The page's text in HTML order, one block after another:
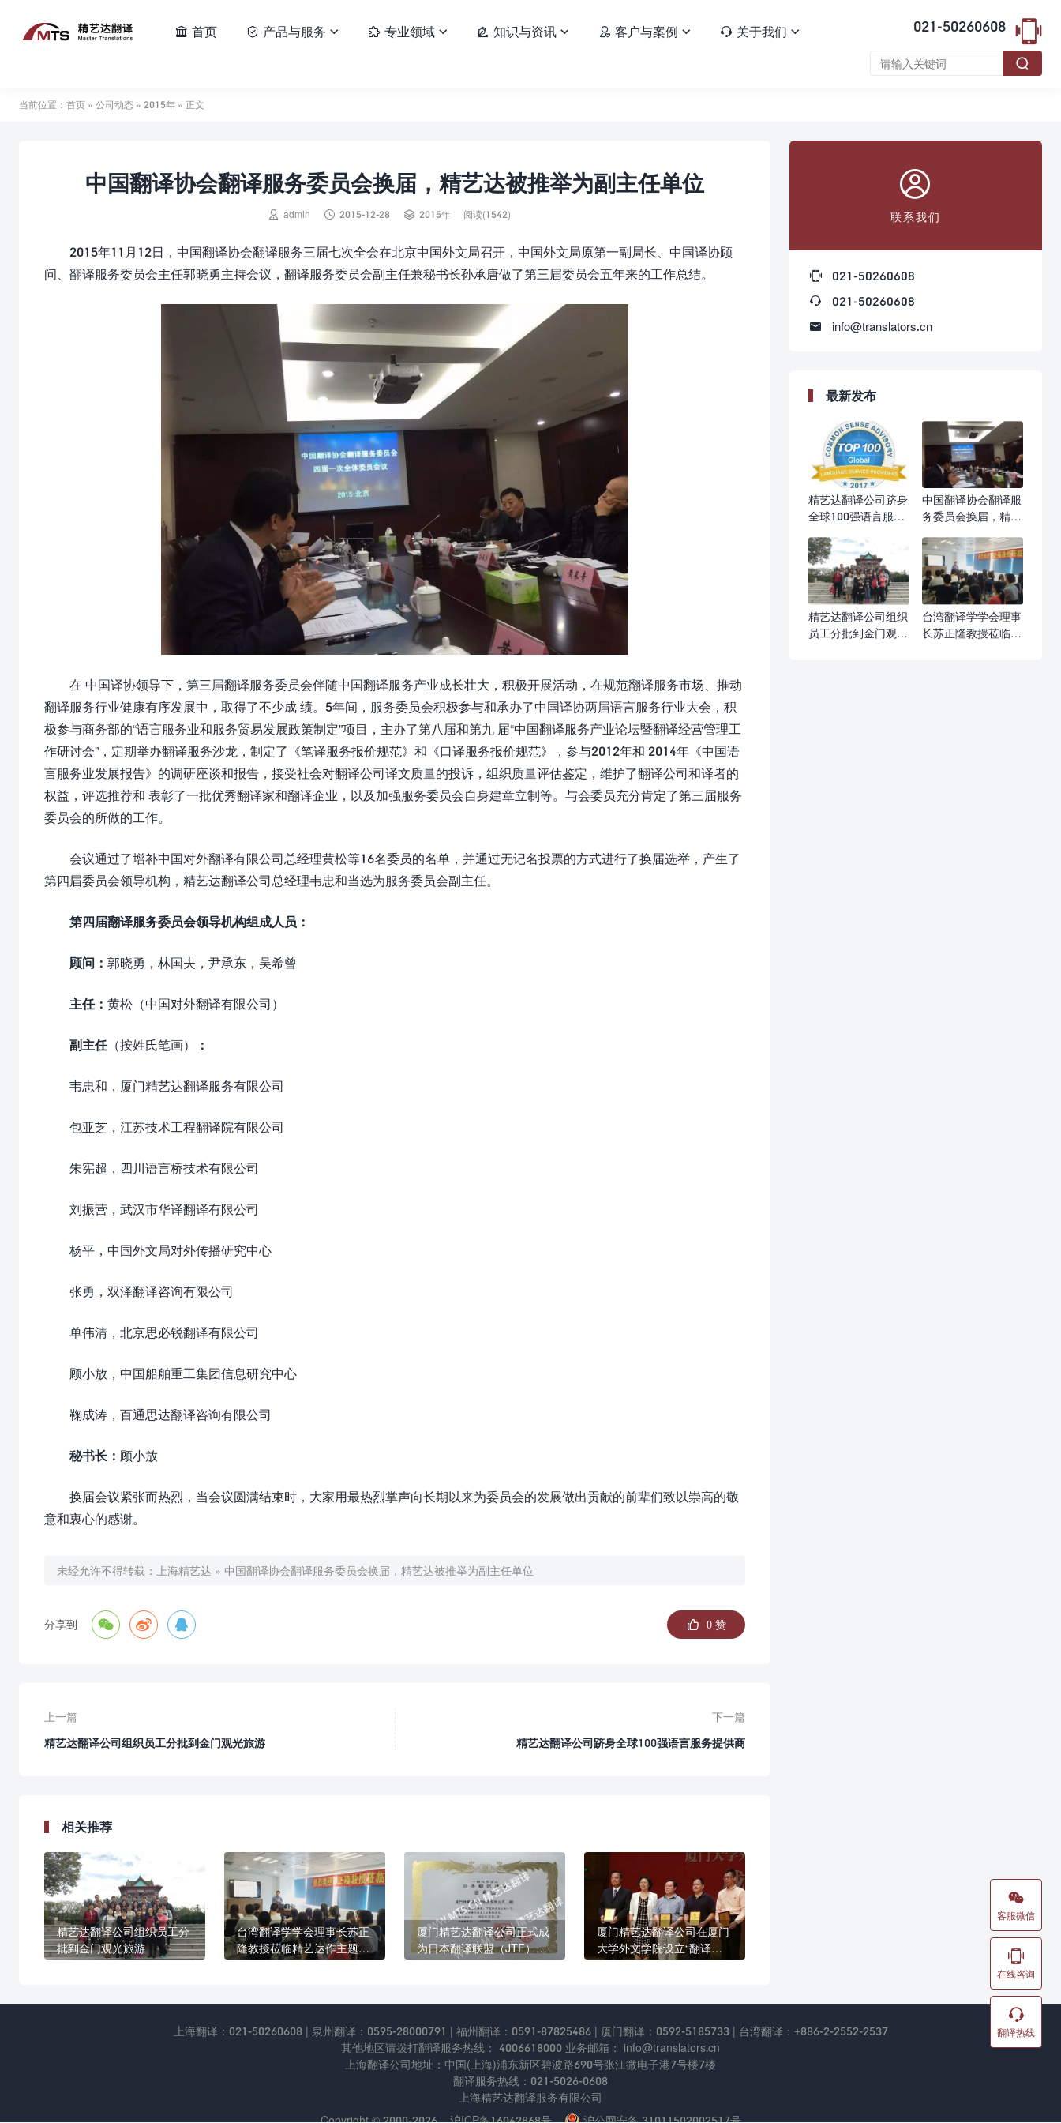
021-50260608 
 首页  产品与服务   专业领域   知识与资讯   客户与案例   关于我们 

当前位置： 首页 » 公司动态 » 2015年 » 正文
中国翻译协会翻译服务委员会换届，精艺达被推举为副主任单位
 admin  2015-12-28  2015年 阅读(1542)
2015年11月12日，中国翻译协会翻译服务三届七次全会在北京中国外文局召开，中国外文局原第一副局长、中国译协顾
问、翻译服务委员会主任郭晓勇主持会议，翻译服务委员会副主任兼秘书长孙承唐做了第三届委员会五年来的工作总结。
在 中国译协领导下，第三届翻译服务委员会伴随中国翻译服务产业成长壮大，积极开展活动，在规范翻译服务市场、推动
翻译服务行业健康有序发展中，取得了不少成 绩。5年间，服务委员会积极参与和承办了中国译协两届语言服务行业大会，积
极参与商务部的“语言服务业和服务贸易发展政策制定”项目，主办了第八届和第九 届“中国翻译服务产业论坛暨翻译经营管理工
作研讨会”，定期举办翻译服务沙龙，制定了《笔译服务报价规范》和《口译服务报价规范》，参与2012年和 2014年《中国语
言服务业发展报告》的调研座谈和报告，接受社会对翻译公司译文质量的投诉，组织质量评估鉴定，维护了翻译公司和译者的
权益，评选推荐和 表彰了一批优秀翻译家和翻译企业，以及加强服务委员会自身建章立制等。与会委员充分肯定了第三届服务
委员会的所做的工作。
会议通过了增补中国对外翻译有限公司总经理黄松等16名委员的名单，并通过无记名投票的方式进行了换届选举，产生了
第四届委员会领导机构，精艺达翻译公司总经理韦忠和当选为服务委员会副主任。
第四届翻译服务委员会领导机构组成人员：
顾问： 郭晓勇，林国夫，尹承东，吴希曾
主任： 黄松（中国对外翻译有限公司）
副主任（按姓氏笔画） ：
韦忠和，厦门精艺达翻译服务有限公司
包亚芝，江苏技术工程翻译院有限公司
朱宪超，四川语言桥技术有限公司
刘振营，武汉市华译翻译有限公司
杨平，中国外文局对外传播研究中心
张勇，双泽翻译咨询有限公司
单伟清，北京思必锐翻译有限公司
顾小放，中国船舶重工集团信息研究中心
鞠成涛，百通思达翻译咨询有限公司
秘书长： 顾小放
换届会议紧张而热烈，当会议圆满结束时，大家用最热烈掌声向长期以来为委员会的发展做出贡献的前辈们致以崇高的敬
意和衷心的感谢。
未经允许不得转载： 上海精艺达 » 中国翻译协会翻译服务委员会换届，精艺达被推举为副主任单位
分享到     0 赞
上一篇
精艺达翻译公司组织员工分批到金门观光旅游
下一篇
精艺达翻译公司跻身全球100强语言服务提供商
相关推荐
精艺达翻译公司组织员工分
批到金门观光旅游
台湾翻译学学会理事长苏正
隆教授莅临精艺达作主题讲
厦门精艺达翻译公司正式成
为日本翻译联盟（JTF）的
厦门精艺达翻译公司在厦门
大学外文学院设立“翻译实

联系我们

021-50260608

021-50260608

info@translators.cn
最新发布
精艺达翻译公司跻身
全球100强语言服务
中国翻译协会翻译服
务委员会换届，精艺
位
精艺达翻译公司组织
员工分批到金门观光
台湾翻译学学会理事
长苏正隆教授莅临精

客服微信

在线咨询

翻译热线
上海翻译：021-50260608 | 泉州翻译：0595-28000791 | 福州翻译：0591-87825486 | 厦门翻译：0592-5185733 | 台湾翻译：+886-2-2552-2537
其他地区请拨打翻译服务热线： 4006618000 业务邮箱： info@translators.cn
上海翻译公司地址：中国(上海)浦东新区碧波路690号张江微电⼦港7号楼7楼
翻译服务热线：021-5026-0608
上海精艺达翻译服务有限公司
Copyright © 2000-2026
沪ICP备16042868号 沪公网安备 31011502002517号